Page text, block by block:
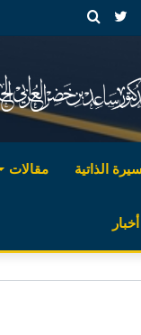
بحثتويتر
الذاتية مقالات
أخبار